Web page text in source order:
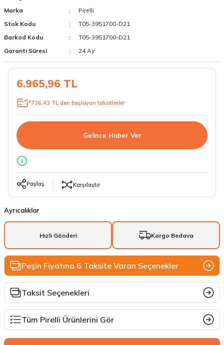
19 Lastikler
20 Lastikler
23 Lastikler
Marka
Pirelli
Stok Kodu
T05-3951700-D21
Barkod Kodu
T05-3951700-D21
Garanti Süresi
24 Ay
6.965,96 TL
*726,43 TL den başlayan taksitlerle!
Gelince Haber Ver
Paylaş Karşılaştır
Ayrıcalıklar
Hızlı Gönderi Kargo Bedava
Peşin Fiyatına 6 Taksite Varan Seçenekler
Taksit Seçenekleri
Tüm Pirelli Ürünlerini Gör